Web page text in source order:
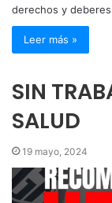
derechos y
Leer más »
SIN
SALUD
19 mayo, 2024